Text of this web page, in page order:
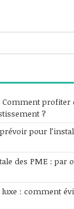
Comment profiter
?
pour
des PME : par
: comment